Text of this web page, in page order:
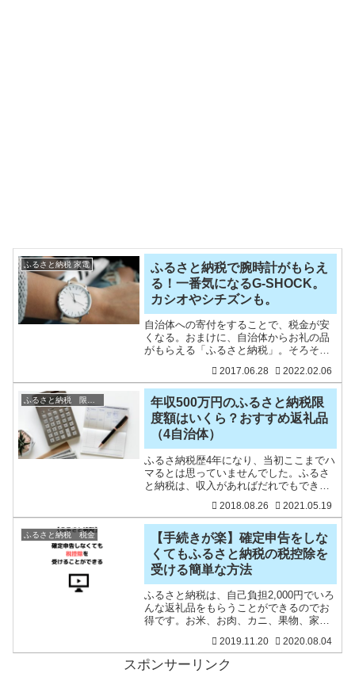
ふるさと納税 家電
ふるさと納税で腕時計がもらえ
る！一番気になるG-SHOCK。
カシオやシチズンも。
自治体への寄付をすることで、税金が安
くなる。おまけに、自治体からお礼の品
がもらえる「ふるさと納税」。そろそろ
て、いつももらっているお肉やフルーツ
以外にどんな返礼品があるのだろうと調
べています。今回は、「腕
2017.06.28 2022.02.06
年収500万円のふるさと納税限
度額はいくら？おすすめ返礼品
（4自治体）
ふるさ納税歴4年になり、当初ここまでハ
マるとは思っていませんでした。ふるさ
と納税は、収入があればだれでもできる
実際にしたことがある人は3割にも満たな
いようですね。私の周りでもふるさと納
税をしている人はい
2018.08.26 2021.05.19
ふるさと納税 税金
【手続きが楽】確定申告をしな
くてもふるさと納税の税控除を
受ける簡単な方法
ふるさと納税は、自己負担2,000円でいろ
んな返礼品をもらうことができるのでお
得です。お米、お肉、カニ、果物、家
品を用意してくれていますね。ふるさと
納税のサイトも多いですね。私は、やを
使うことが多いです。
2019.11.20 2020.08.04
スポンサーリンク